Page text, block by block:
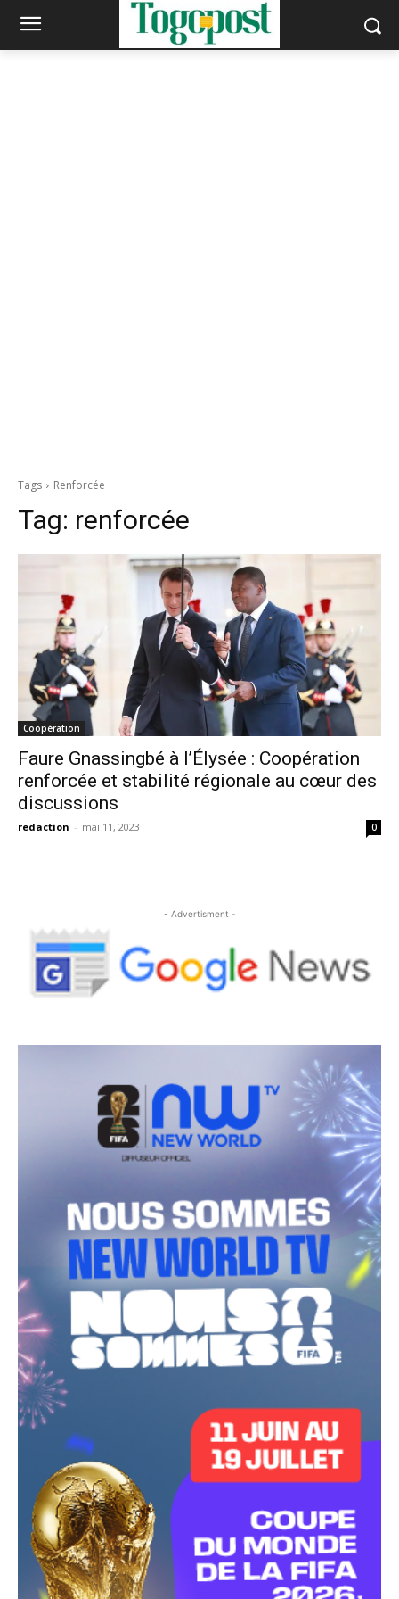
Tags Renforcée
Tag: renforcée
Coopération
Faure Gnassingbé à l’Élysée : Coopération
renforcée et stabilité régionale au cœur des
discussions
redaction - mai 11, 2023 0
- Advertisment -